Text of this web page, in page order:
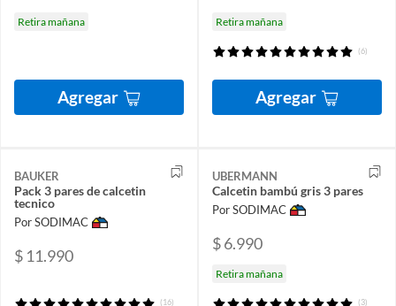
Retira mañana
Agregar
Retira mañana
(6)
Agregar
BAUKER
Pack 3 pares de calcetin
tecnico
Por SODIMAC
$ 11.990
(16)
UBERMANN
Calcetin bambú gris 3 pares
Por SODIMAC
$ 6.990
Retira mañana
(3)